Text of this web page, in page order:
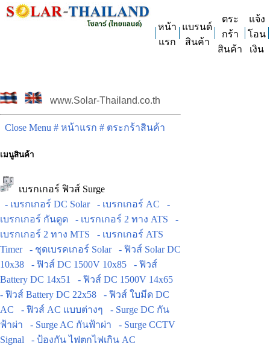
หน้า
แรก
แบรนด์
สินค้า
ตระ
กร้า
สินค้า
แจ้ง
โอน
เงิน
www.Solar-Thailand.co.th
Close Menu # หน้าแรก # ตระกร้าสินค้า
เมนูสินค้า
เบรกเกอร์ ฟิวส์ Surge
- เบรกเกอร์ DC Solar
- เบรกเกอร์ AC
-
เบรกเกอร์ กันดูด
- เบรกเกอร์ 2 ทาง ATS
-
เบรกเกอร์ 2 ทาง MTS
- เบรกเกอร์ ATS
Timer
- ชุดเบรคเกอร์ Solar
- ฟิวส์ Solar DC
10x38
- ฟิวส์ DC 1500V 10x85
- ฟิวส์
Battery DC 14x51
- ฟิวส์ DC 1500V 14x65
- ฟิวส์ Battery DC 22x58
- ฟิวส์ ใบมีด DC
AC
- ฟิวส์ AC แบบต่างๆ
- Surge DC กัน
ฟ้าผ่า
- Surge AC กันฟ้าผ่า
- Surge CCTV
Signal
- ป้องกัน ไฟตกไฟเกิน AC